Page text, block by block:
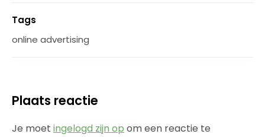
Tags
online advertising
Plaats reactie
Je moet ingelogd zijn op om een reactie te